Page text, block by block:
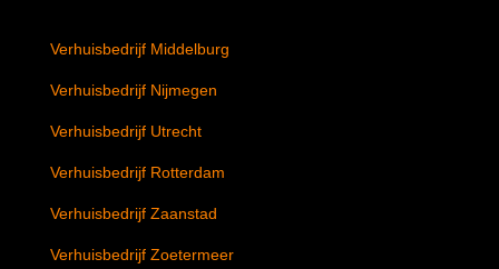
Verhuisbedrijf Middelburg
Verhuisbedrijf Nijmegen
Verhuisbedrijf Utrecht
Verhuisbedrijf Rotterdam
Verhuisbedrijf Zaanstad
Verhuisbedrijf Zoetermeer